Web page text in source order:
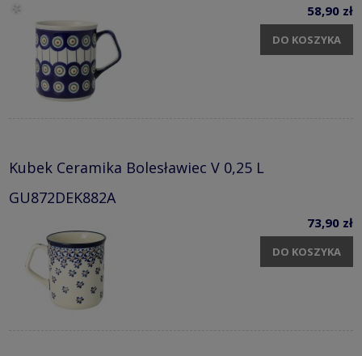
58,90 zł
DO KOSZYKA
Kubek Ceramika Bolesławiec V 0,25 L
GU872DEK882A
73,90 zł
DO KOSZYKA